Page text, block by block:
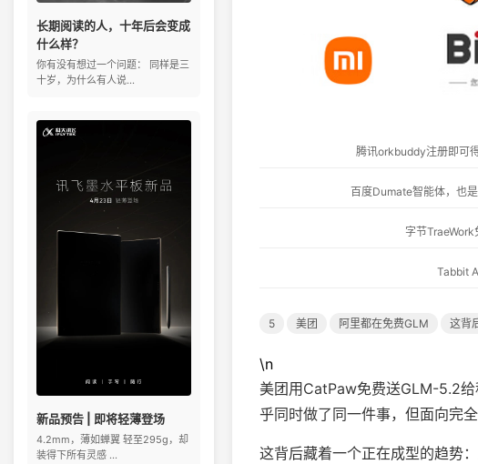
长期阅读的人，十年后会变成
什么样？
你有没有想过一个问题： 同样是三
十岁，为什么有人说...
新品预告 | 即将轻薄登场
4.2mm，薄如蝉翼 轻至295g，却
装得下所有灵感 ...
腾讯orkbuddy注册即可
百度Dumate智能体，也
字节
Tabbit
5 美团 阿里都在免费GLM 这背
\n
美团用CatPaw免费送GLM-5.2
乎同时做了同一件事，但面向完全
这背后藏着一个正在成型的趋势：